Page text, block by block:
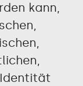
kann,